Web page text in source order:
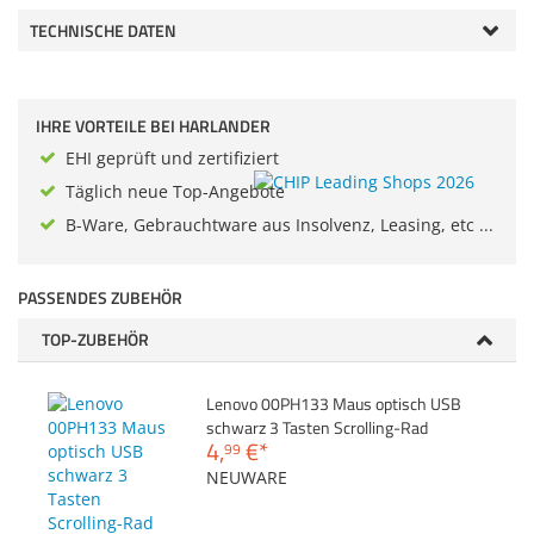
Merkzettel
TECHNISCHE DATEN
IHRE VORTEILE BEI HARLANDER
EHI geprüft und zertifiziert
Täglich neue Top-Angebote
B-Ware, Gebrauchtware aus Insolvenz, Leasing, etc ...
PASSENDES ZUBEHÖR
TOP-ZUBEHÖR
Lenovo 00PH133 Maus optisch USB
schwarz 3 Tasten Scrolling-Rad
4,99 €*
NEUWARE